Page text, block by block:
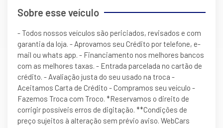
Sobre esse veículo
- Todos nossos veículos são periciados, revisados e com
garantia da loja. - Aprovamos seu Crédito por telefone, e-
mail ou whats app. - Financiamento nos melhores bancos
com as melhores taxas. - Entrada parcelada no cartão de
crédito. - Avaliação justa do seu usado na troca -
Aceitamos Carta de Crédito - Compramos seu veículo -
Fazemos Troca com Troco. *Reservamos o direito de
corrigir possíveis erros de digitação. **Condições de
preço sujeitos à alteração sem prévio aviso. WebCars